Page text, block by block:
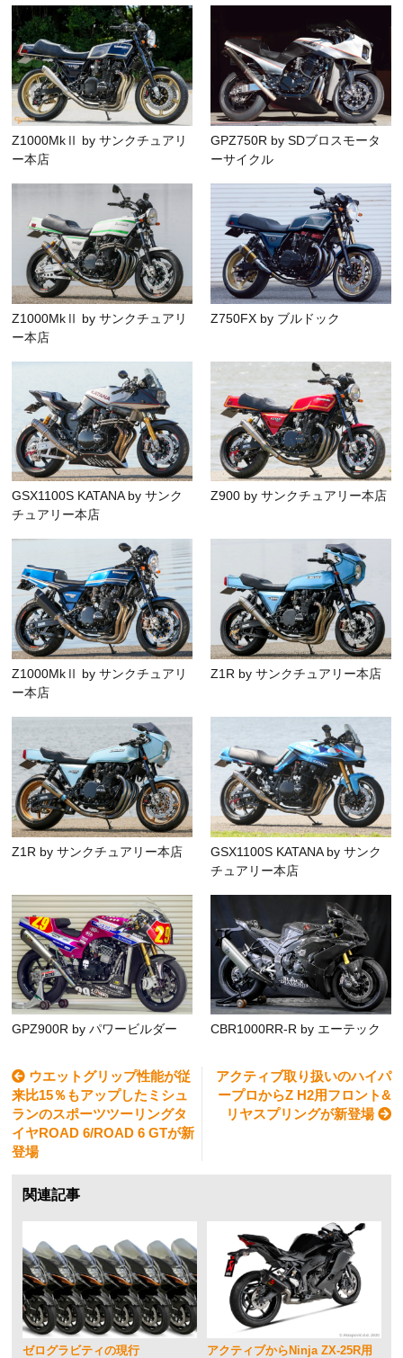
Z1000MkⅡ by サンクチュアリ
ー本店
GPZ750R by SDブロスモータ
ーサイクル
Z1000MkⅡ by サンクチュアリ
ー本店
Z750FX by ブルドック
GSX1100S KATANA by サンク
チュアリー本店
Z900 by サンクチュアリー本店
Z1000MkⅡ by サンクチュアリ
ー本店
Z1R by サンクチュアリー本店
Z1R by サンクチュアリー本店
GSX1100S KATANA by サンク
チュアリー本店
GPZ900R by パワービルダー CBR1000RR-R by エーテック
ウエットグリップ性能が従
来比15％もアップしたミシュ
ランのスポーツツーリングタ
イヤROAD 6/ROAD 6 GTが新
登場
アクティブ取り扱いのハイパ
ープロからZ H2用フロント&
リヤスプリングが新登場
関連記事
ゼログラビティの現行
アクティブからNinja ZX-25R用